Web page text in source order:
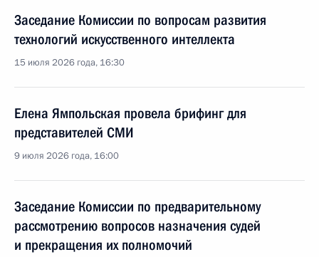
Заседание Комиссии по вопросам развития
технологий искусственного интеллекта
15 июля 2026 года, 16:30
Елена Ямпольская провела брифинг для
представителей СМИ
9 июля 2026 года, 16:00
Заседание Комиссии по предварительному
рассмотрению вопросов назначения судей
и прекращения их полномочий